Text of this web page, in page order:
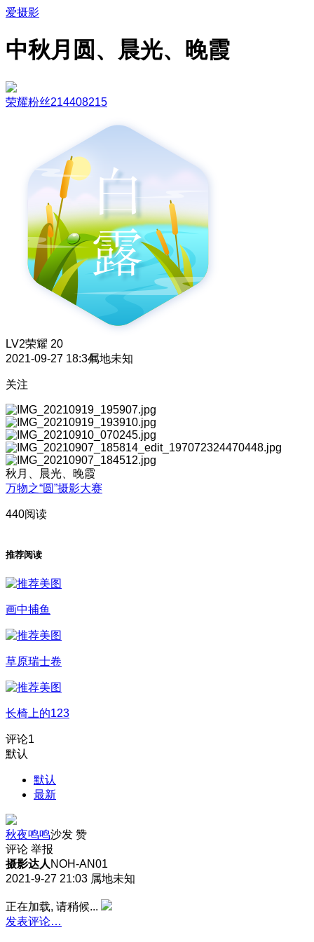
爱摄影
中秋月圆、晨光、晚霞
荣耀粉丝214408215
LV2荣耀 20
2021-09-27 18:34属地未知
关注
秋月、晨光、晚霞
万物之“圆”摄影大赛
440阅读
推荐阅读
画中捕鱼
草原瑞士卷
长椅上的123
评论1
默认
默认
最新
秋夜鸣鸣沙发 赞
评论 举报
摄影达人 NOH-AN01
2021-9-27 21:03 属地未知
正在加载, 请稍候...
发表评论…